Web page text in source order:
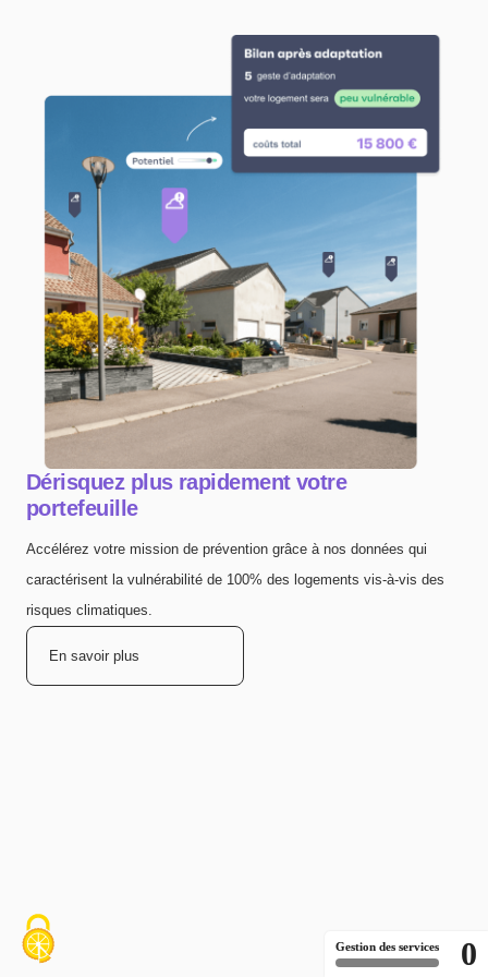
Gestion des services 0
Dérisquez plus rapidement votre
portefeuille
Accélérez votre mission de prévention grâce à nos données qui
caractérisent la vulnérabilité de 100% des logements vis-à-vis des
risques climatiques.
En savoir plus